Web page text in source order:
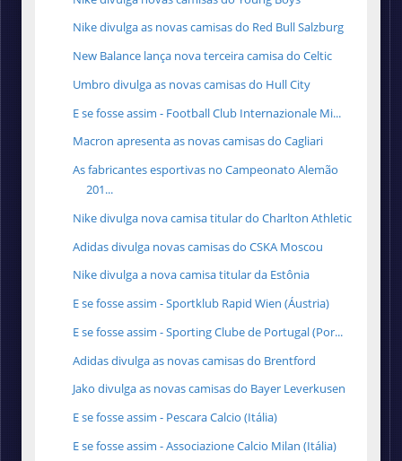
Nike divulga as novas camisas do Red Bull Salzburg
New Balance lança nova terceira camisa do Celtic
Umbro divulga as novas camisas do Hull City
E se fosse assim - Football Club Internazionale Mi...
Macron apresenta as novas camisas do Cagliari
As fabricantes esportivas no Campeonato Alemão
201...
Nike divulga nova camisa titular do Charlton Athletic
Adidas divulga novas camisas do CSKA Moscou
Nike divulga a nova camisa titular da Estônia
E se fosse assim - Sportklub Rapid Wien (Áustria)
E se fosse assim - Sporting Clube de Portugal (Por...
Adidas divulga as novas camisas do Brentford
Jako divulga as novas camisas do Bayer Leverkusen
E se fosse assim - Pescara Calcio (Itália)
E se fosse assim - Associazione Calcio Milan (Itália)